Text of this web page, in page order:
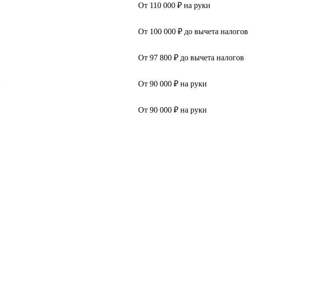
От 110 000 ₽ на руки
От 100 000 ₽ до вычета налогов
От 97 800 ₽ до вычета налогов
От 90 000 ₽ на руки
От 90 000 ₽ на руки